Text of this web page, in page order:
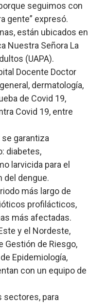
seguimos con
gente” expresó.
están ubicados en
Nuestra Señora La
(UAPA).
Docente Doctor
dermatología,
de Covid 19,
Covid 19, entre
garantiza
diabetes,
larvicida para el
del dengue.
más largo de
profilácticos,
más afectadas.
y el Nordeste,
Gestión de Riesgo,
Epidemiología,
con un equipo de
sectores, para